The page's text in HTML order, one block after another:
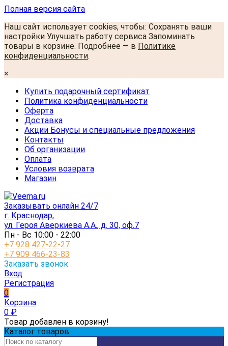
Полная версия сайта
Наш сайт использует cookies, чтобы: Сохранять ваши
настройки Улучшать работу сервиса Запоминать
товары в корзине. Подробнее — в Политике
конфиденциальности.
×
Купить подарочный сертификат
Политика конфиденциальности
Оферта
Доставка
Акции Бонусы и специальные предложения
Контакты
Об организации
Оплата
Условия возврата
Магазин
Заказывать онлайн 24/7
г. Краснодар,
ул. Героя Аверкиева А.А., д. 30, оф.7
Пн - Вс 10:00 - 22:00
+7 928 427-22-27
+7 909 466-23-83
Заказать звонок
Вход
Регистрация
0
Корзина
0 ₽
Товар добавлен в корзину!
Каталог товаров